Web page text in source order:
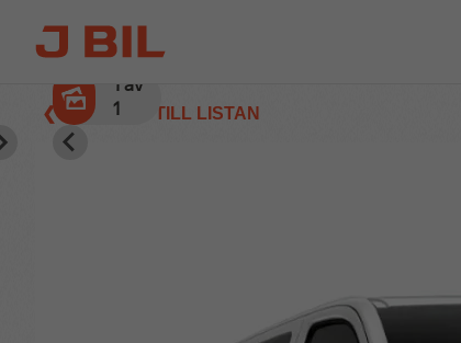
❮ TILLBAKA TILL LISTAN
1av
1